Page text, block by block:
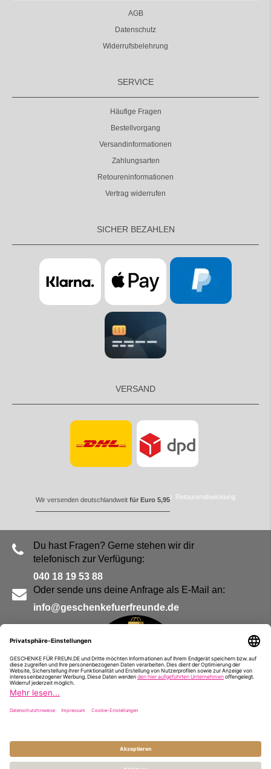
AGB
Datenschutz
Widerrufsbelehrung
SERVICE
Häufige Fragen
Bestellvorgang
Versandinformationen
Zahlungsarten
Retoureninformationen
Vertrag widerrufen
SICHER BEZAHLEN
VERSAND
Wir versenden deutschlandweit für Euro 5,95 Retourenabwicklung
Du hast Fragen? Gerne stehen wir dir
telefonisch zur Verfügung:
040 18 19 53 88
Oder sende uns deine Anfrage als E-Mail an:
info@geschenkefuerfreunde.de
Impressum